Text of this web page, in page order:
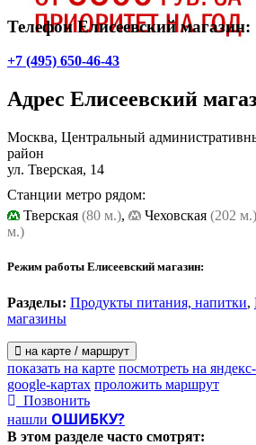
Телефон Елисеевский магазин:
+7 (495) 650-46-43
Адрес Елисеевский
Москва, Центральный
район
ул. Тверская, 14
Станции метро рядом:
Тверская (80 м.), Чеховская (202 м.)
м.)
Режим работы Елисеевский магазин:
Разделы: Продукты питания, напитки,
магазины
на карте / маршрут
показать на карте посмотреть на
google-картах проложить маршрут
Позвонить
нашли ОШИБКУ?
В этом разделе часто смотрят: